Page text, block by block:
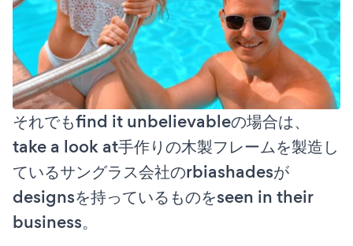
それでもfind it unbelievableの場合は、
take a look at手作りの木製フレームを製造し
ているサングラス会社のrbiashadesが
designsを持っているものをseen in their
business。